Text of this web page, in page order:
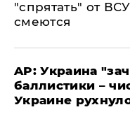
"спрятать" от
смеются
AP: Украина
баллистики –
Украине